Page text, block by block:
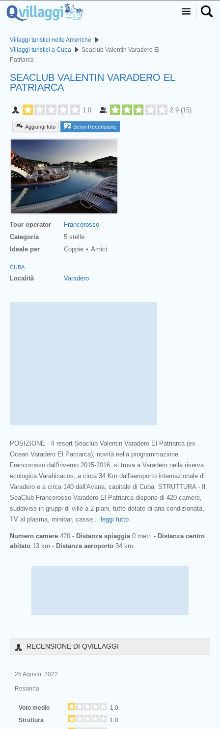
Villaggi turistici nelle Americhe
Villaggi turistici a Cuba
Seaclub Valentin Varadero El
Patriarca
SEACLUB VALENTIN VARADERO EL
PATRIARCA
1.0 2.9 (15)
Aggiungi foto Scrivi Recensione
Tour operator
Francorosso
Categoria
5 stelle
Ideale per
Coppie Amici
CUBA
Località Varadero
POSIZIONE - Il resort Seaclub Valentin Varadero El Patriarca (ex
Ocean Varadero El Patriarca), novità nella programmazione
Francorosso dall'inverno 2015-2016, si trova a Varadero nella riserva
ecologica Varahicacos, a circa 34 Km dall'aeroporto internazionale di
Varadero e a circa 140 dall'Avana, capitale di Cuba. STRUTTURA - Il
SeaClub Francorosso Varadero El Patriarca dispone di 420 camere,
suddivise in gruppi di ville a 2 piani, tutte dotate di aria condizionata,
TV al plasma, minibar, casse... leggi tutto
Numero camere 420 - Distanza spiaggia0 metri - Distanza centro
abitato 13 km - Distanza aeroporto 34 km
RECENSIONE DI QVILLAGGI
25 Agosto, 2022
Rosanna
Voto medio
1.0
Struttura
1.0